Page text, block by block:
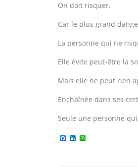
On doit risquer.
Car le plus grand
La personne qui ne
Elle évite peut-être la
Mais elle ne peut rien
Enchaînée dans ses
Seule une personne
Facebook
LinkedIn